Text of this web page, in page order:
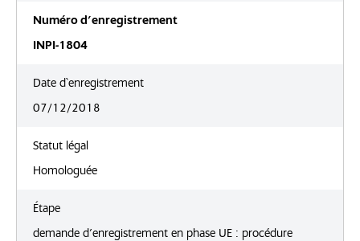
Numéro d’enregistrement
INPI-1804
Date d`enregistrement
07/12/2018
Statut légal
Homologuée
Étape
demande d'enregistrement en phase UE : procédure